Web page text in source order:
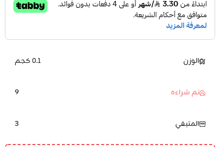
الوزن 0.1 كجم
تم شراءه 9
المتبقي 3